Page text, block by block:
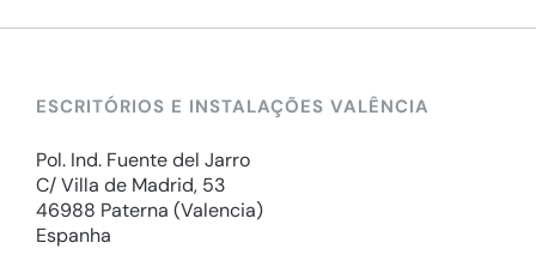
ESCRITÓRIOS E INSTALAÇÕES VALÊNCIA
Pol. Ind. Fuente del Jarro
C/ Villa de Madrid, 53
46988 Paterna (Valencia)
Espanha